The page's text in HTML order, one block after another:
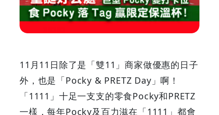
Pocky
11月11日除了是「雙11」商家做優惠的日子
外，也是「Pocky & PRETZ Day」啊！
「1111」十足一支支的零食Pocky和PRETZ
一樣，每年Pocky及百力滋在「1111」都會